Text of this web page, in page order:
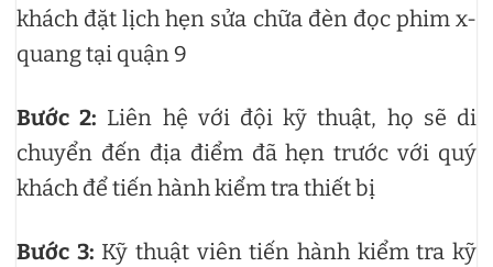
khách đặt lịch hẹn sửa chữa đèn đọc phim x-
quang tại quận 9
Bước 2: Liên hệ với đội kỹ thuật, họ sẽ di
chuyển đến địa điểm đã hẹn trước với quý
khách để tiến hành kiểm tra thiết bị
Bước 3: Kỹ thuật viên tiến hành kiểm tra kỹ